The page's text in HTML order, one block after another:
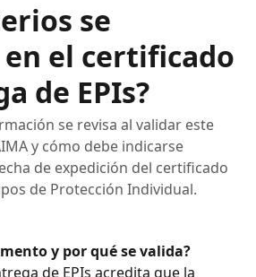
se
el certificado
de EPIs?
se revisa al validar este
y cómo debe indicarse
de expedición del certificado
de Protección Individual.
y por qué se valida?
de EPIs acredita que la